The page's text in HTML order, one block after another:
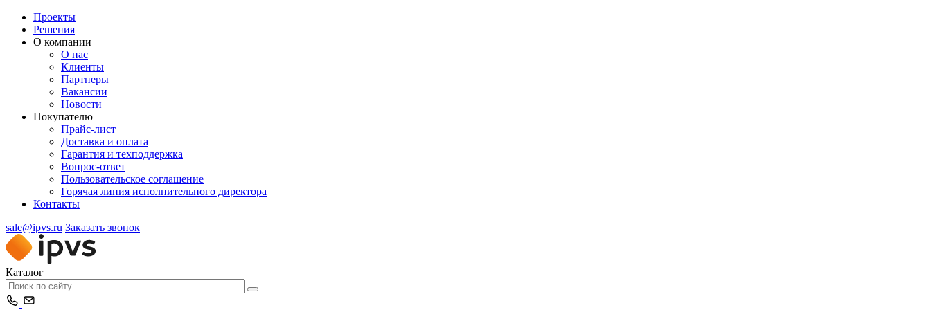
Проекты
Решения
О компании
О нас
Клиенты
Партнеры
Вакансии
Новости
Покупателю
Прайс-лист
Доставка и оплата
Гарантия и техподдержка
Вопрос-ответ
Пользовательское соглашение
Горячая линия исполнительного директора
Контакты
sale@ipvs.ru Заказать звонок
Каталог